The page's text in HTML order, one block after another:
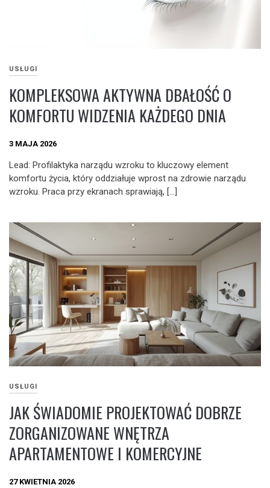
USŁUGI
KOMPLEKSOWA AKTYWNA DBAŁOŚĆ O
KOMFORTU WIDZENIA KAŻDEGO DNIA
3 MAJA 2026
Lead: Profilaktyka narządu wzroku to kluczowy element
komfortu życia, który oddziałuje wprost na zdrowie narządu
wzroku. Praca przy ekranach sprawiają, […]
USŁUGI
JAK ŚWIADOMIE PROJEKTOWAĆ DOBRZE
ZORGANIZOWANE WNĘTRZA
APARTAMENTOWE I KOMERCYJNE
27 KWIETNIA 2026